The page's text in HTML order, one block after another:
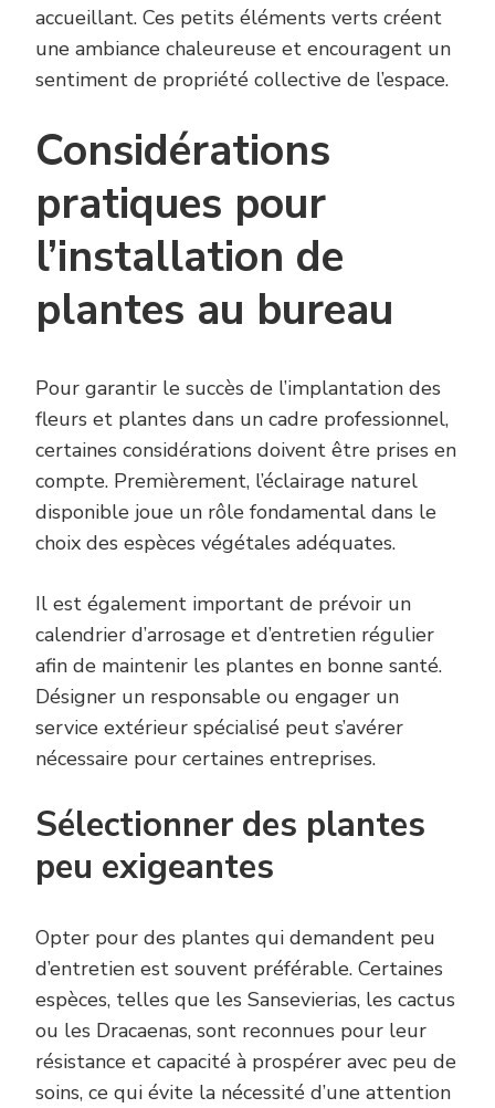
accueillant. Ces petits éléments verts créent
une ambiance chaleureuse et encouragent un
sentiment de propriété collective de l’espace.
Considérations
pratiques pour
l’installation de
plantes au bureau
Pour garantir le succès de l’implantation des
fleurs et plantes dans un cadre professionnel,
certaines considérations doivent être prises en
compte. Premièrement, l’éclairage naturel
disponible joue un rôle fondamental dans le
choix des espèces végétales adéquates.
Il est également important de prévoir un
calendrier d’arrosage et d’entretien régulier
afin de maintenir les plantes en bonne santé.
Désigner un responsable ou engager un
service extérieur spécialisé peut s’avérer
nécessaire pour certaines entreprises.
Sélectionner des plantes
peu exigeantes
Opter pour des plantes qui demandent peu
d’entretien est souvent préférable. Certaines
espèces, telles que les Sansevierias, les cactus
ou les Dracaenas, sont reconnues pour leur
résistance et capacité à prospérer avec peu de
soins, ce qui évite la nécessité d’une attention